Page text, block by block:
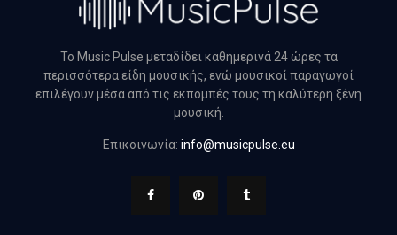
Το Music Pulse μεταδίδει καθημερινά 24 ώρες τα
περισσότερα είδη μουσικής, ενώ μουσικοί παραγωγοί
επιλέγουν μέσα από τις εκπομπές τους τη καλύτερη ξένη
μουσική.
Επικοινωνία: info@musicpulse.eu